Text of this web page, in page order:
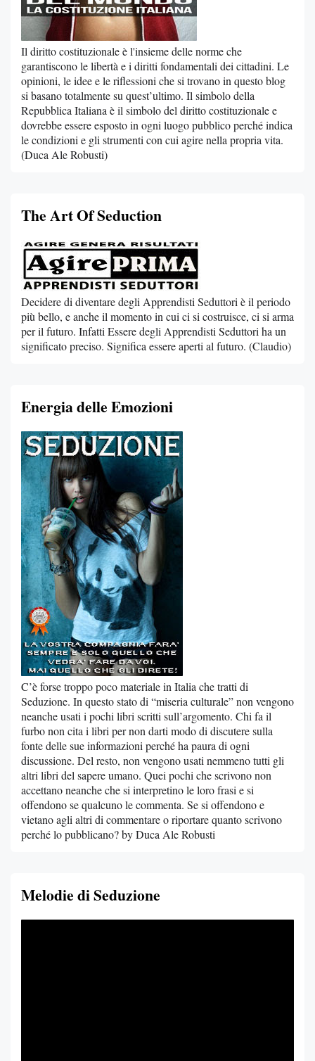
Il diritto costituzionale è l'insieme delle norme che
garantiscono le libertà e i diritti fondamentali dei cittadini. Le
opinioni, le idee e le riflessioni che si trovano in questo blog
si basano totalmente su quest’ultimo. Il simbolo della
Repubblica Italiana è il simbolo del diritto costituzionale e
dovrebbe essere esposto in ogni luogo pubblico perché indica
le condizioni e gli strumenti con cui agire nella propria vita.
(Duca Ale Robusti)
The Art Of Seduction
Decidere di diventare degli Apprendisti Seduttori è il periodo
più bello, e anche il momento in cui ci si costruisce, ci si arma
per il futuro. Infatti Essere degli Apprendisti Seduttori ha un
significato preciso. Significa essere aperti al futuro. (Claudio)
Energia delle Emozioni
C’è forse troppo poco materiale in Italia che tratti di
Seduzione. In questo stato di “miseria culturale” non vengono
neanche usati i pochi libri scritti sull’argomento. Chi fa il
furbo non cita i libri per non darti modo di discutere sulla
fonte delle sue informazioni perché ha paura di ogni
discussione. Del resto, non vengono usati nemmeno tutti gli
altri libri del sapere umano. Quei pochi che scrivono non
accettano neanche che si interpretino le loro frasi e si
offendono se qualcuno le commenta. Se si offendono e
vietano agli altri di commentare o riportare quanto scrivono
perché lo pubblicano? by Duca Ale Robusti
Melodie di Seduzione